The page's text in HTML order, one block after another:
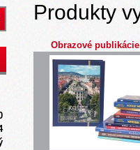
Produkty
Obrazové publikácie